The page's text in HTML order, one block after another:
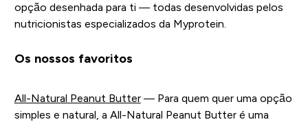
opção desenhada para ti — todas desenvolvidas pelos
nutricionistas especializados da Myprotein.
Os nossos favoritos
All-Natural Peanut Butter— Para quem quer uma opção
simples e natural, a All-Natural Peanut Butter é uma